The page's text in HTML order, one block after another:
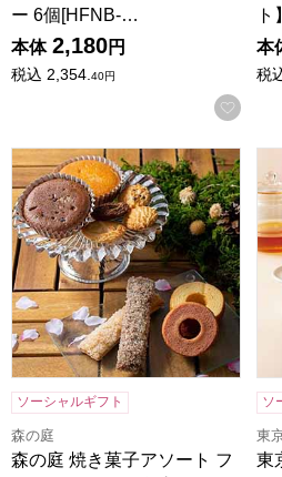
ー 6個[HFNB-…
本体 2,180円
税込 2,354.40円
お気
ト】
本
税
森の庭 焼き菓子アソート フラワ
ソーシャルギフト
森の庭
森の庭 焼き菓子アソート フ
ソ
東
東